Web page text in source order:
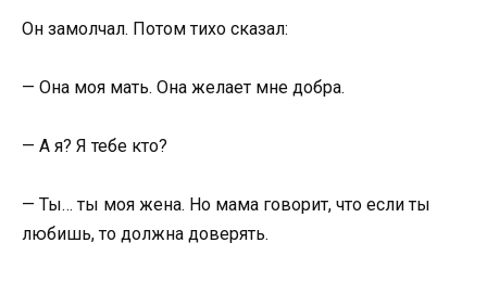
Он замолчал. Потом тихо сказал:
— Она моя мать. Она желает мне добра.
— А я? Я тебе кто?
— Ты… ты моя жена. Но мама говорит, что если ты
любишь, то должна доверять.